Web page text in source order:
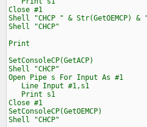
Close #1
Shell "CHCP " & Str(GetOEMCP) &
Shell "CHCP"
Print
SetConsoleCP(GetACP)
Shell "CHCP"
Open Pipe s For Input As #1
Line Input #1,s1
Print s1
Close #1
SetConsoleCP(GetOEMCP)
Shell "CHCP"